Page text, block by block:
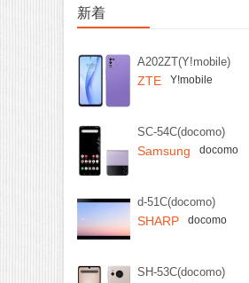
新着
A202ZT(Y!mobile)
ZTE Y!mobile
SC-54C(docomo)
Samsung docomo
d-51C(docomo)
SHARP docomo
SH-53C(docomo)